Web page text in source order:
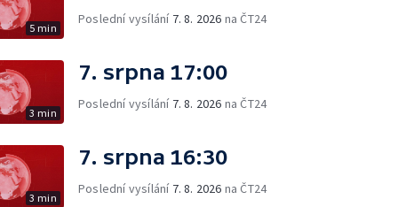
5 min
Poslední vysílání 7. 8. 2026 na ČT24
3 min
7. srpna 17:00
Poslední vysílání 7. 8. 2026 na ČT24
3 min
7. srpna 16:30
Poslední vysílání 7. 8. 2026 na ČT24